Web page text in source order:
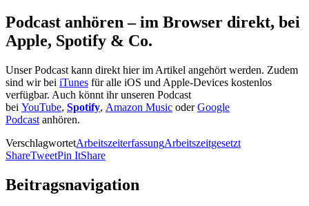
Podcast anhören – im Browser direkt, bei
Apple, Spotify & Co.
Unser Podcast kann direkt hier im Artikel angehört werden. Zudem
sind wir bei iTunes für alle iOS und Apple-Devices kostenlos
verfügbar. Auch könnt ihr unseren Podcast
bei YouTube, Spotify, Amazon Music oderGoogle
Podcast anhören.
VerschlagwortetArbeitszeiterfassungArbeitszeitgesetzt
ShareTweetPin ItShare
Beitragsnavigation